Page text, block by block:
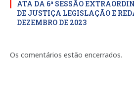
ATA DA 6ª SESSÃO
DE JUSTIÇA LEGISLAÇÃO E
DEZEMBRO DE 2023
Os comentários estão encerrados.